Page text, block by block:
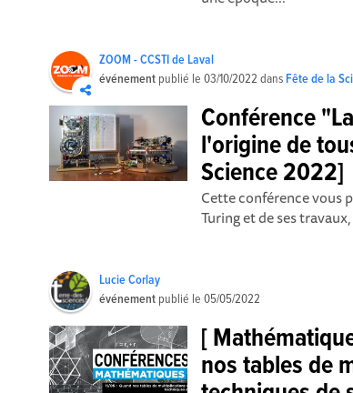
ZOOM - CCSTI de Laval
événement publié le03/10/2022 dansFête de la
Conférence
l'origine de
Science 2022]
Cette conférence vous
Turing et de ses
Lucie Corlay
événement publié le05/05/2022
[
nos tables de